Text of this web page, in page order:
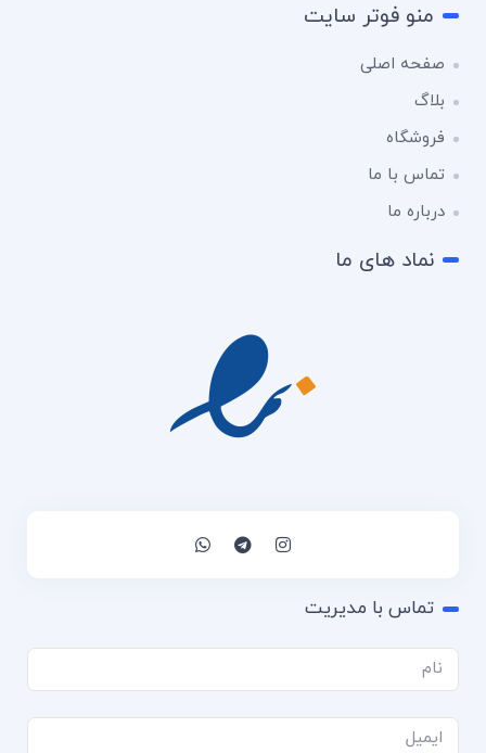
منو فوتر سایت
صفحه اصلی
بلاگ
فروشگاه
تماس با ما
درباره ما
نماد های ما
تماس با مدیریت